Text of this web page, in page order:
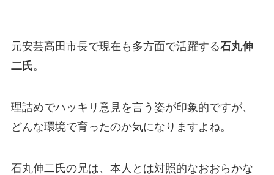
元安芸高田市長で現在も多方面で活躍する石丸伸
二氏。
理詰めでハッキリ意見を言う姿が印象的ですが、
どんな環境で育ったのか気になりますよね。
石丸伸二氏の兄は、本人とは対照的なおおらかな